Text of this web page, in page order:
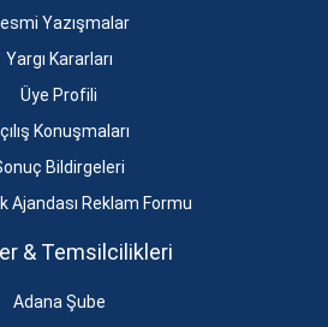
Yazışmalar
Yargı Kararları
Üye Profili
Konuşmaları
Bildirgeleri
Ajandası Reklam Formu
& Temsilcilikleri
Adana Şube